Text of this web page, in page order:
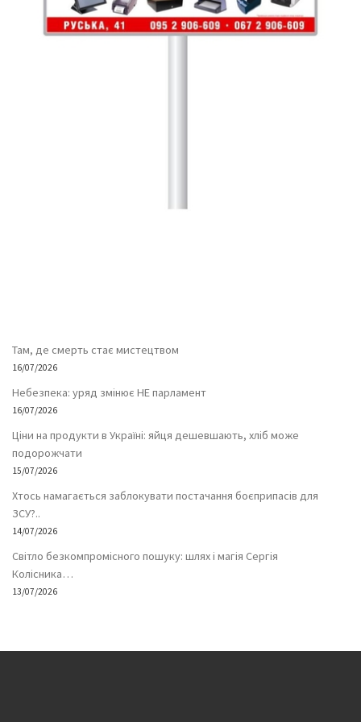
Там, де смерть стає мистецтвом
16/07/2026
Небезпека: уряд змінює НЕ парламент
16/07/2026
Ціни на продукти в Україні: яйця дешевшають, хліб може
подорожчати
15/07/2026
Хтось намагається заблокувати постачання боєприпасів для
ЗСУ?..
14/07/2026
Світло безкомпромісного пошуку: шлях і магія Сергія
Колісника…
13/07/2026